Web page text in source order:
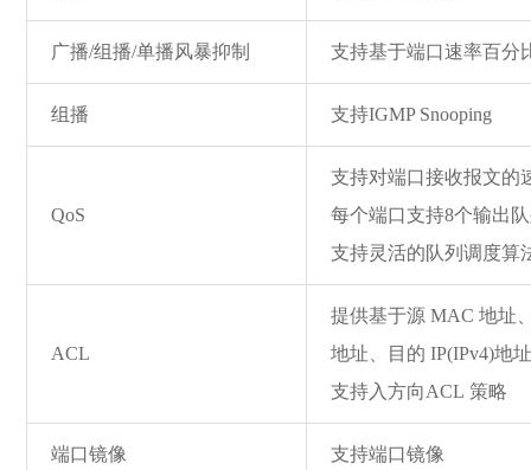
广播/组播/单播风暴抑制 支持基于端口速率百分
组播 支持IGMP Snooping
QoS
支持对端口接收报文的
每个端口支持8个输出
支持灵活的队列调度算
ACL
提供基于源 MAC 地址
地址、目的 IP(IPv4)地
支持入方向ACL 策略
端口镜像 支持端口镜像